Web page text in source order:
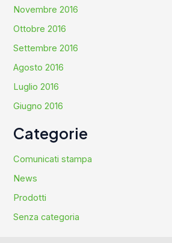
Novembre 2016
Ottobre 2016
Settembre 2016
Agosto 2016
Luglio 2016
Giugno 2016
Categorie
Comunicati stampa
News
Prodotti
Senza categoria